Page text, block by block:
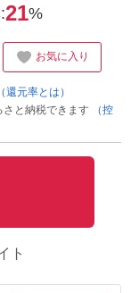
21%
お気に入り
（還元率とは）
と納税できます
（控
ト